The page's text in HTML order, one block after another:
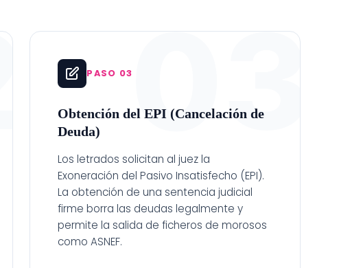
03
PASO 03
Obtención del EPI (Cancelación de
Deuda)
Los letrados solicitan al juez la
Exoneración del Pasivo Insatisfecho (EPI).
La obtención de una sentencia judicial
firme borra las deudas legalmente y
permite la salida de ficheros de morosos
como ASNEF.